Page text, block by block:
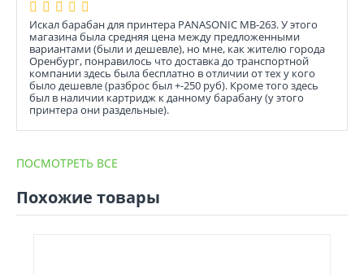
Искал барабан для принтера PANASONIC MB-263. У этого
магазина была средняя цена между предложенными
вариантами (были и дешевле), но мне, как жителю города
Оренбург, понравилось что доставка до транспортной
компании здесь была бесплатно в отличии от тех у кого
было дешевле (разброс был +-250 руб). Кроме того здесь
был в наличии картридж к данному барабану (у этого
принтера они раздельные).
ПОСМОТРЕТЬ ВСЕ
Похожие товары